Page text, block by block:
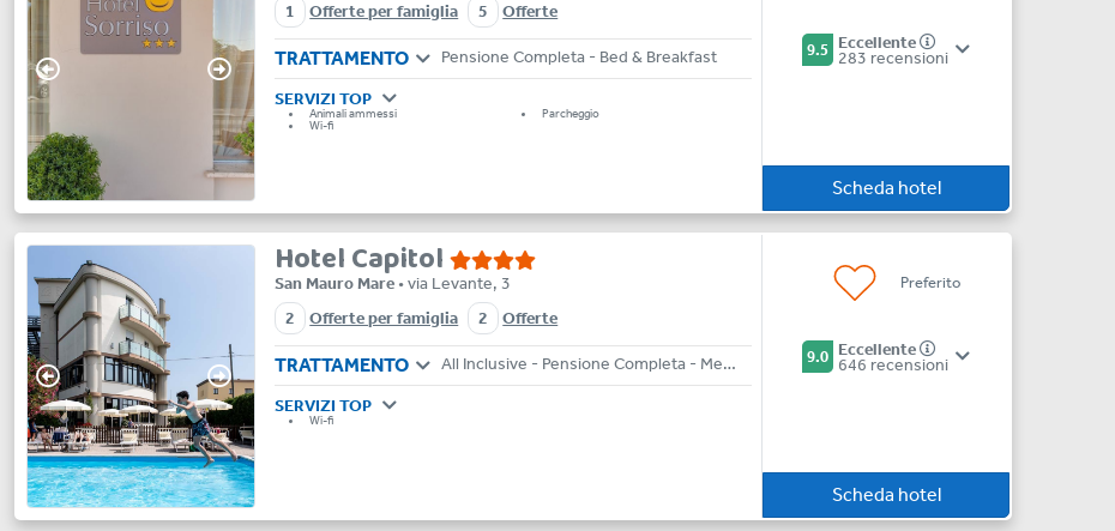
1
Offerte per famiglia 5 Offerte
TRATTAMENTO Pensione Completa - Bed & Breakfast
SERVIZI TOP
Animali ammessi Parcheggio
Wi-fi
9.5 Eccellente
283 recensioni
Scheda hotel
Hotel Capitol
San Mauro Mare • via Levante, 3
2
Offerte per famiglia 2 Offerte
TRATTAMENTO All Inclusive - Pensione Completa - Mezza Pensione - Bed & Breakfast
SERVIZI TOP
Wi-fi
Preferito
9.0 Eccellente
646 recensioni
Scheda hotel